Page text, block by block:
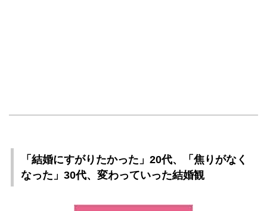
「結婚にすがりたかった」20代、「焦りがなく
なった」30代、変わっていった結婚観